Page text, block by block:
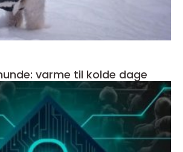
varme til kolde dage